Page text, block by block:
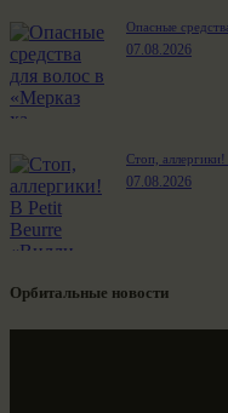
Опасные
07.08.2026
Стоп,
07.08.2026
Орбитальные новости